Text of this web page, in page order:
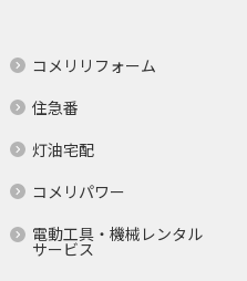
コメリリフォーム
住急番
灯油宅配
コメリパワー
電動工具・機械レンタル
サービス